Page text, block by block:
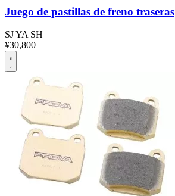
Juego de pastillas de freno traseras
SJYA SH
¥30,800